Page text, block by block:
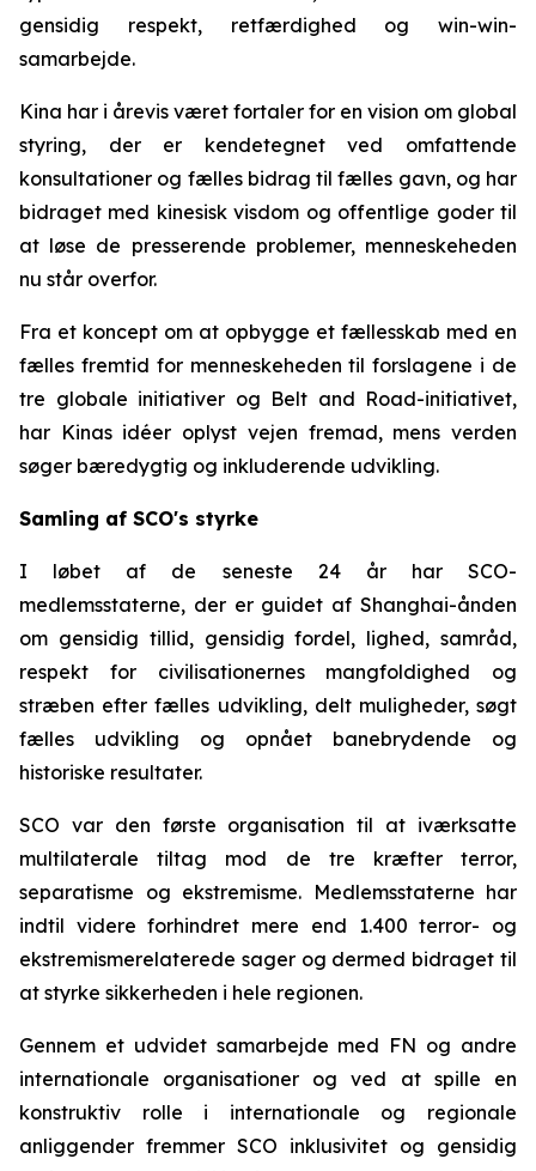
gensidig respekt, retfærdighed og win-win-
samarbejde.
Kina har i årevis været fortaler for en vision om global
styring, der er kendetegnet ved omfattende
konsultationer og fælles bidrag til fælles gavn, og har
bidraget med kinesisk visdom og offentlige goder til
at løse de presserende problemer, menneskeheden
nu står overfor.
Fra et koncept om at opbygge et fællesskab med en
fælles fremtid for menneskeheden til forslagene i de
tre globale initiativer og Belt and Road-initiativet,
har Kinas idéer oplyst vejen fremad, mens verden
søger bæredygtig og inkluderende udvikling.
Samling af SCO's styrke
I løbet af de seneste 24 år har SCO-
medlemsstaterne, der er guidet af Shanghai-ånden
om gensidig tillid, gensidig fordel, lighed, samråd,
respekt for civilisationernes mangfoldighed og
stræben efter fælles udvikling, delt muligheder, søgt
fælles udvikling og opnået banebrydende og
historiske resultater.
SCO var den første organisation til at iværksatte
multilaterale tiltag mod de tre kræfter terror,
separatisme og ekstremisme. Medlemsstaterne har
indtil videre forhindret mere end 1.400 terror- og
ekstremismerelaterede sager og dermed bidraget til
at styrke sikkerheden i hele regionen.
Gennem et udvidet samarbejde med FN og andre
internationale organisationer og ved at spille en
konstruktiv rolle i internationale og regionale
anliggender fremmer SCO inklusivitet og gensidig